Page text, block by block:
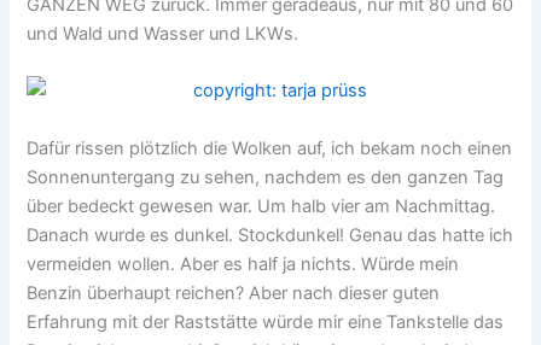
GANZEN WEG zurück. Immer geradeaus, nur mit 80 und 60
und Wald und Wasser und LKWs.
Dafür rissen plötzlich die Wolken auf, ich bekam noch einen
Sonnenuntergang zu sehen, nachdem es den ganzen Tag
über bedeckt gewesen war. Um halb vier am Nachmittag.
Danach wurde es dunkel. Stockdunkel! Genau das hatte ich
vermeiden wollen. Aber es half ja nichts. Würde mein
Benzin überhaupt reichen? Aber nach dieser guten
Erfahrung mit der Raststätte würde mir eine Tankstelle das